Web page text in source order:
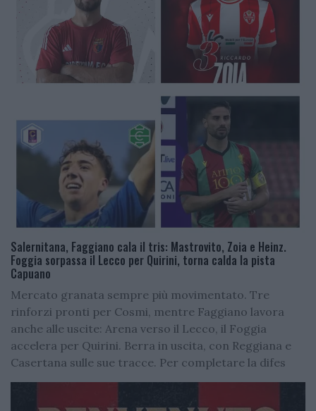
Salernitana, Faggiano cala il tris: Mastrovito, Zoia e Heinz.
Foggia sorpassa il Lecco per Quirini, torna calda la pista
Capuano
Mercato granata sempre più movimentato. Tre
rinforzi pronti per Cosmi, mentre Faggiano lavora
anche alle uscite: Arena verso il Lecco, il Foggia
accelera per Quirini. Berra in uscita, con Reggiana e
Casertana sulle sue tracce. Per completare la difes